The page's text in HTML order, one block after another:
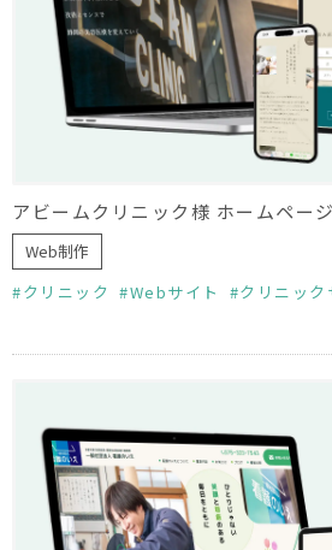
アビームクリニック様 ホームペー
Web制作
クリニック
Webサイト
クリニック